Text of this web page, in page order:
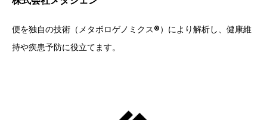
便を独自の技術（メタボロゲノミクス®︎）により解析し、健康維
持や疾患予防に役立てます。